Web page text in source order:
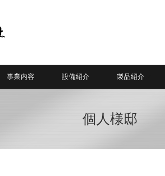
事業内容 設備紹介 製品紹介
個人様邸